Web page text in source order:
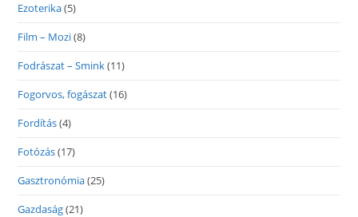
Ezoterika(5)
Film – Mozi(8)
Fodrászat – Smink(11)
Fogorvos, fogászat(16)
Fordítás(4)
Fotózás(17)
Gasztronómia(25)
Gazdaság(21)